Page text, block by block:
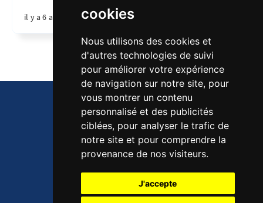
cookies
Nous utilisons des cookies et
d'autres technologies de suivi
pour améliorer votre expérience
de navigation sur notre site, pour
vous montrer un contenu
personnalisé et des publicités
ciblées, pour analyser le trafic de
notre site et pour comprendre la
provenance de nos visiteurs.
J'accepte
il y a 6 ans 1 min de lecture
Mentions légales
Fort Comme 3 Pommes © 2026
Publié avecGhost